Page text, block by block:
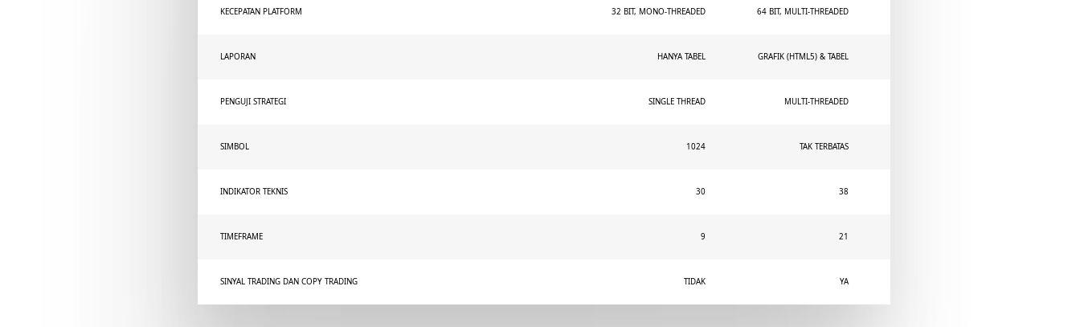
KECEPATAN PLATFORM 32 BIT, MONO-THREADED 64 BIT, MULTI-THREADED
LAPORAN HANYA TABEL GRAFIK (HTML5) & TABEL
PENGUJI STRATEGI SINGLE THREAD MULTI-THREADED
SIMBOL 1024 TAK TERBATAS
INDIKATOR TEKNIS 30 38
TIMEFRAME 9 21
SINYAL TRADING DAN COPY TRADING TIDAK YA